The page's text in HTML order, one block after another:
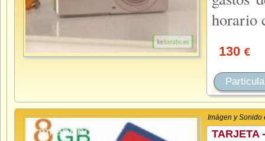
horario
130 €
Imágen y Sonido
TARJETA